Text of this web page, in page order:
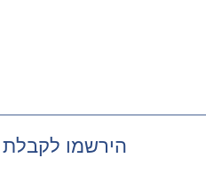
הירשמו לקבלת